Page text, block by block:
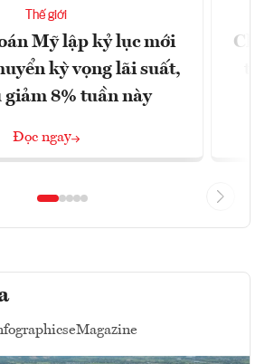
Thế giới
Mỹ lập kỷ lục mới
kỳ vọng lãi suất,
giảm 8% tuần này
Đọc ngay
eMagazine